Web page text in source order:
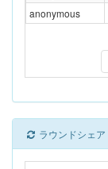
anonymous
ラウンドシェア